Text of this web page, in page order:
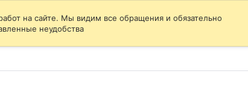
на сайте. Мы видим все обращения и обязательно
неудобства